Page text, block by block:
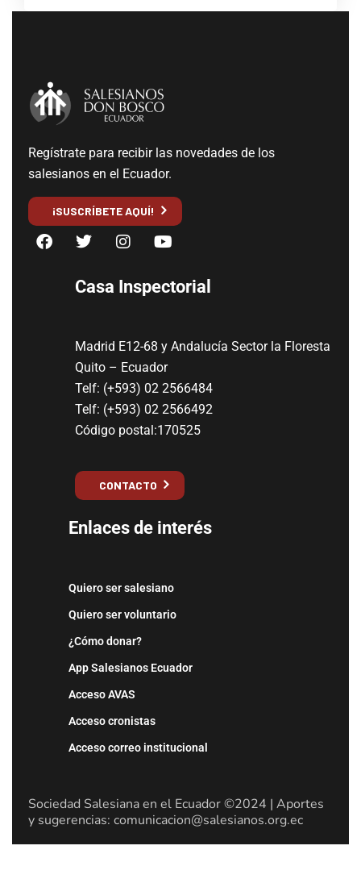
Regístrate para recibir las novedades de los
salesianos en el Ecuador.
¡SUSCRÍBETE AQUÍ!
Casa Inspectorial
Madrid E12-68 y Andalucía Sector la Floresta
Quito – Ecuador
Telf: (+593) 02 2566484
Telf: (+593) 02 2566492
Código postal:170525
CONTACTO
Enlaces de interés
Quiero ser salesiano
Quiero ser voluntario
¿Cómo donar?
App Salesianos Ecuador
Acceso AVAS
Acceso cronistas
Acceso correo institucional
Sociedad Salesiana en el Ecuador ©2024 | Aportes
y sugerencias: comunicacion@salesianos.org.ec